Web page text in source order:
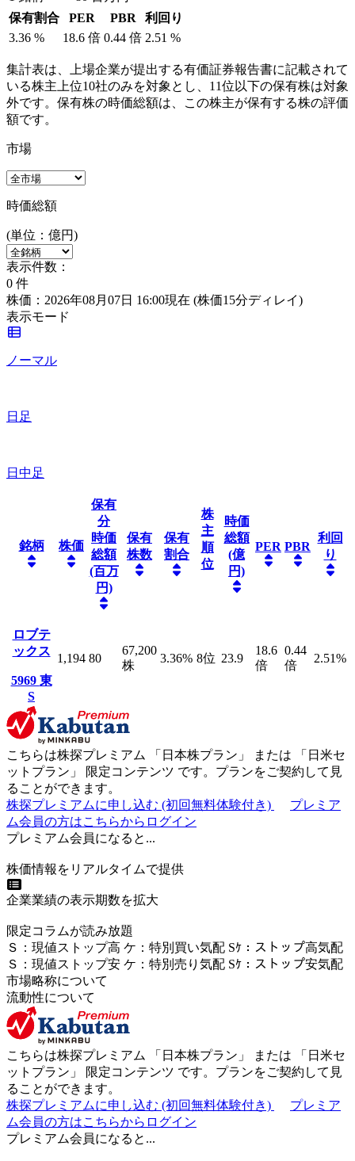
保有割合
PER PBR
利回り
3.36 % 18.6 倍 0.44 倍 2.51 %
集計表は、上場企業が提出する有価証券報告書に記載されて
いる株主上位10社のみを対象とし、11位以下の保有株は対象
外です。保有株の時価総額は、この株主が保有する株の評価
額です。
市場
時価総額
(単位：億円)
表示件数：
0 件
株価：2026年08月07日 16:00現在 (株価15分ディレイ)
表示モード
ノーマル
日足
日中足
銘柄 株価
保有
分
時価
総額
(百万
円)
保有
株数
保有
割合
株
主
順
位
時価
総額
(億
円)
PER PBR
利回
り
ロブテ
ックス
5969 東
S
1,194 80
67,200
株
3.36% 8位 23.9
18.6
倍
0.44
倍
2.51%
こちらは株探プレミアム 「 日本株プラン 」 または 「 日米セ
ットプラン 」 限定コンテンツ です。プランをご契約して見
ることができます。
株探プレミアムに申し込む (初回無料体験付き)
プレミア
ム会員の方はこちらからログイン
プレミアム会員になると...
株価情報をリアルタイムで提供
企業業績の表示期数を拡大
限定コラムが読み放題
Ｓ ： 現値ストップ高 ケ ： 特別買い気配 Sｹ ： ストップ高気配
Ｓ ： 現値ストップ安 ケ ： 特別売 り 気配 Sｹ ： ストップ安気配
市場略称について
流動性について
こちらは株探プレミアム 「 日本株プラン 」 または 「 日米セ
ットプラン 」 限定コンテンツ です。プランをご契約して見
ることができます。
株探プレミアムに申し込む (初回無料体験付き)
プレミア
ム会員の方はこちらからログイン
プレミアム会員になると...